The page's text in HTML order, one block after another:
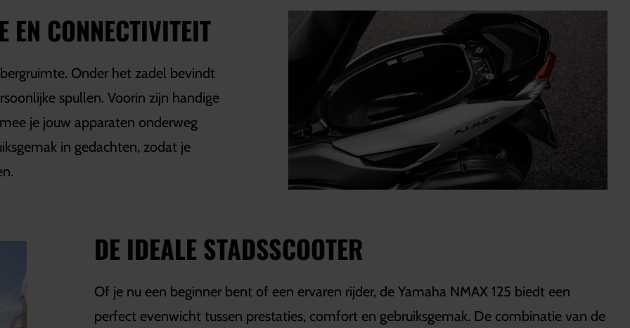
CONNECTIVITEIT
Onder het zadel bevindt
spullen. Voorin zijn handige
je jouw apparaten onderweg
in gedachten, zodat je
DE IDEALE STADSSCOOTER
Of je nu een beginner bent of een ervaren rijder, de Yamaha NMAX 125 biedt een
perfect evenwicht tussen prestaties, comfort en gebruiksgemak. De combinatie van de